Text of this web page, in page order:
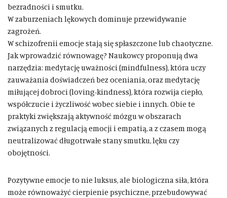
bezradności i smutku.
W zaburzeniach lękowych dominuje przewidywanie
zagrożeń.
W schizofrenii emocje stają się spłaszczone lub chaotyczne.
Jak wprowadzić równowagę? Naukowcy proponują dwa
narzędzia: medytację uważności (mindfulness), która uczy
zauważania doświadczeń bez oceniania, oraz medytację
miłującej dobroci (loving-kindness), która rozwija ciepło,
współczucie i życzliwość wobec siebie i innych. Obie te
praktyki zwiększają aktywność mózgu w obszarach
związanych z regulacją emocji i empatią, a z czasem mogą
neutralizować długotrwałe stany smutku, lęku czy
obojętności.
Pozytywne emocje to nie luksus, ale biologiczna siła, która
może równoważyć cierpienie psychiczne, przebudowywać